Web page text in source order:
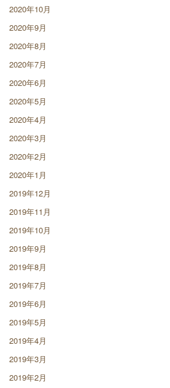
2020年10月
2020年9月
2020年8月
2020年7月
2020年6月
2020年5月
2020年4月
2020年3月
2020年2月
2020年1月
2019年12月
2019年11月
2019年10月
2019年9月
2019年8月
2019年7月
2019年6月
2019年5月
2019年4月
2019年3月
2019年2月